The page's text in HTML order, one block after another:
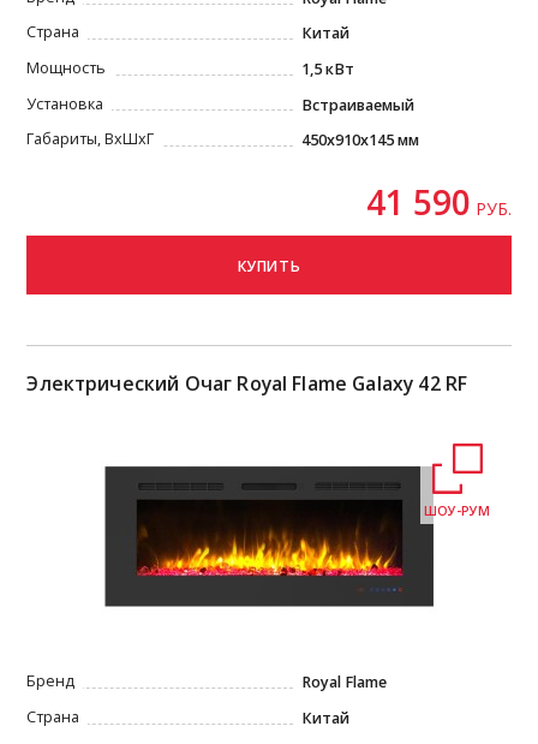
Страна
Китай
Мощность
1,5 кВт
Установка
Встраиваемый
Габариты, ВxШxГ
450х910х145 мм
41 590 РУБ.
КУПИТЬ
Электрический Очаг Royal Flame Galaxy 42 RF
ШОУ-РУМ
Бренд
Royal Flame
Страна
Китай